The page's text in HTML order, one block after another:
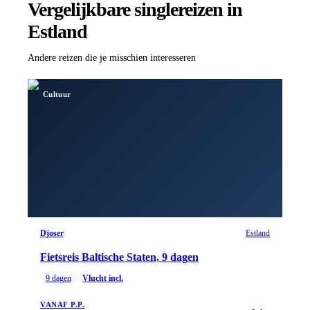
Vergelijkbare singlereizen in
Estland
Andere reizen die je misschien interesseren
Cultuur
Djoser Estland
Fietsreis Baltische Staten, 9 dagen
9 dagen Vlucht incl.
VANAF P.P.